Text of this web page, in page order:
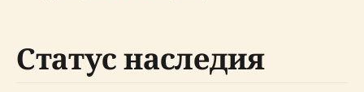
Статус наследия